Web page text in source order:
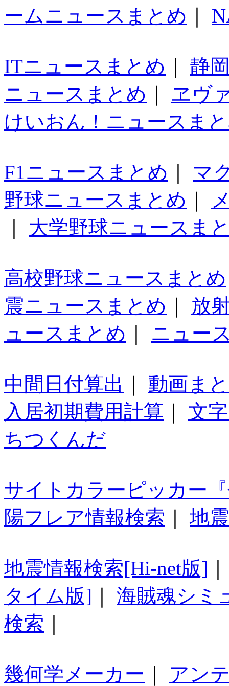
ームニュースまとめ
ITニュースまとめ
静
ニュースまとめ
ヱヴ
けいおん！ニュースま
F1ニュースまとめ
マ
野球ニュースまとめ
大学野球ニュースま
高校野球ニュースまとめ
震ニュースまとめ
放
ュースまとめ
ニュー
中間日付算出
動画ま
入居初期費用計算
文
ちつくんだ
サイトカラーピッカー
陽フレア情報検索
地
地震情報検索[Hi-net版]
タイム版]
海賊魂シミ
検索
幾何学メーカー
アン